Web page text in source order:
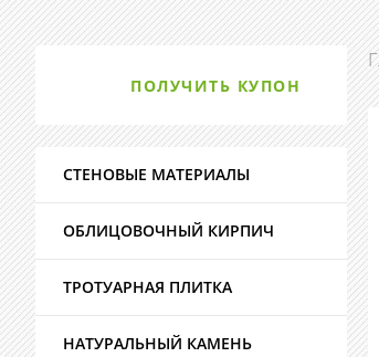
ПОЛУЧИТЬ КУПОН
СТЕНОВЫЕ МАТЕРИАЛЫ
ОБЛИЦОВОЧНЫЙ КИРПИЧ
ТРОТУАРНАЯ ПЛИТКА
НАТУРАЛЬНЫЙ КАМЕНЬ